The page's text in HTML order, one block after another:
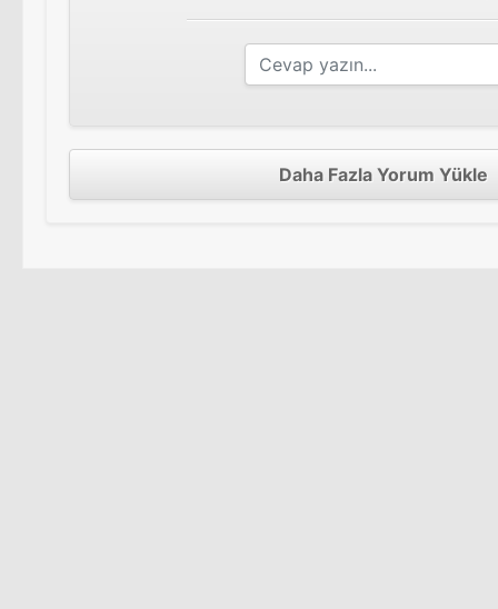
Daha Fazla Yorum Yükle